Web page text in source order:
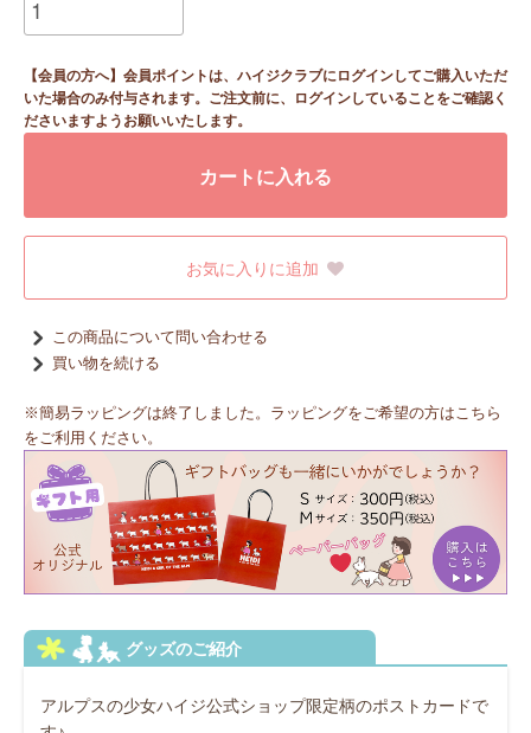
【会員の方へ】会員ポイントは、ハイジクラブにログインしてご購入いただ
いた場合のみ付与されます。ご注文前に、ログインしていることをご確認く
ださいますようお願いいたします。
カートに入れる
お気に入りに追加
この商品について問い合わせる
買い物を続ける
※簡易ラッピングは終了しました。ラッピングをご希望の方はこちら
をご利用ください。
アルプスの少女ハイジ公式ショップ限定柄のポストカードで